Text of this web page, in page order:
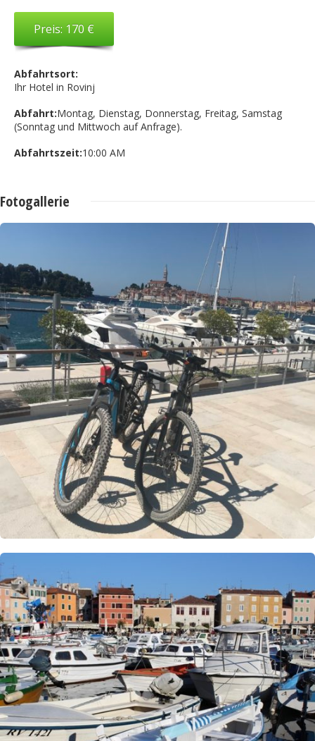
Preis: 170 €
Abfahrtsort:
Ihr Hotel in Rovinj
Abfahrt:Montag, Dienstag, Donnerstag, Freitag, Samstag
(Sonntag und Mittwoch auf Anfrage).
Abfahrtszeit:10:00 AM
Fotogallerie